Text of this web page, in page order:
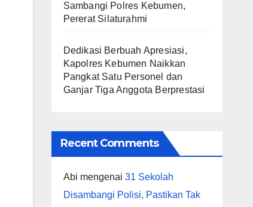
Sambangi Polres Kebumen,
Pererat Silaturahmi
Dedikasi Berbuah Apresiasi,
Kapolres Kebumen Naikkan
Pangkat Satu Personel dan
Ganjar Tiga Anggota Berprestasi
Recent Comments
Abi mengenai 31 Sekolah
Disambangi Polisi, Pastikan Tak